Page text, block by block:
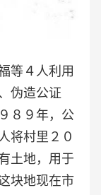
等４人利用
伪造公证
８９年，公
将村里２０
土地，用于
块地现在市